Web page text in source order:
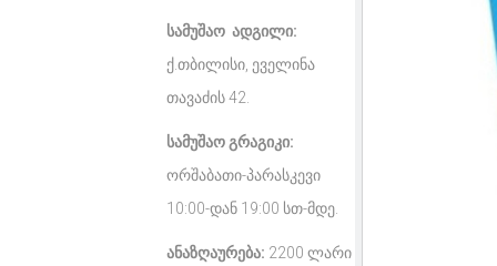
სამუშაო ადგილი:
ქ.თბილისი, ეველინა
თავაძის 42.
სამუშაო გრაგიკი:
ორშაბათი-პარასკევი
10:00-დან 19:00 სთ-მდე.
ანაზღაურება: 2200 ლარი